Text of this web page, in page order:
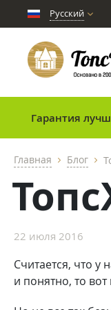
Русский
Гарантия
Главная chevron_right Блог chevron_right
22 июля 2016
Считается, что у
и понятно, то